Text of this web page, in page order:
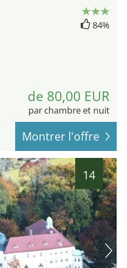
84%
de 80,00 EUR
par chambre et nuit
Montrer l'offre
14